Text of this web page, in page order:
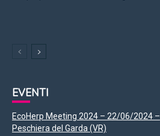
EVENTI
EcoHerp Meeting 2024 – 22/06/2024 –
Peschiera del Garda (VR)